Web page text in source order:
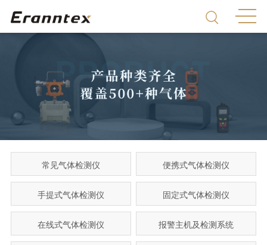
常见气体检测仪 便携式气体检测仪
手提式气体检测仪 固定式气体检测仪
在线式气体检测仪 报警主机及检测系统